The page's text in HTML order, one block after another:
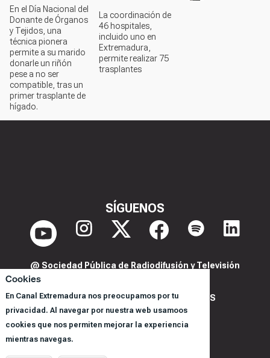
Cookies
En Canal Extremadura nos preocupamos por tu
privacidad. Al navegar por nuestra web usamoos
cookies que nos permiten mejorar la experiencia
mientras navegas.
En el Día Nacional del
Donante de Órganos
y Tejidos, una
técnica pionera
permite a su marido
donarle un riñón
pese a no ser
compatible, tras un
primer trasplante de
hígado.
La coordinación de
46 hospitales,
incluido uno en
Extremadura,
permite realizar 75
trasplantes
SÍGUENOS
@ Sociedad Pública de Radiodifusión y Televisión
POLITICA DE PRIVACIDAD Y COOKIES
AVISO LEGAL
CORPORACIÓN